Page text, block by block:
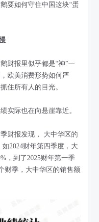
要如何守住中国这块“蛋
财报里似乎都是“神”一
欧美消费形势如何严
住所有人的目光。
实际也在向悬崖靠近。
财报发现， 大中华区的
2024财年第四季度，大
，到了2025财年第一季
财季，大中华区的销售额